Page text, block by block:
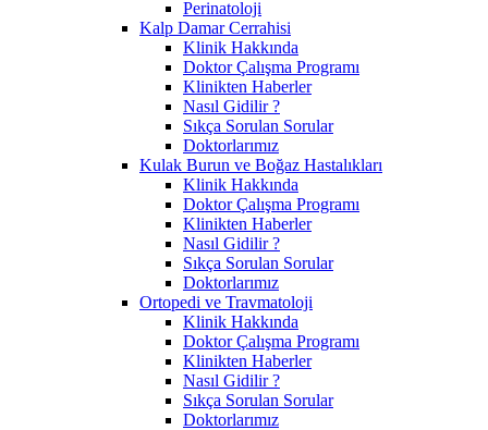
Perinatoloji
Kalp Damar Cerrahisi
Klinik Hakkında
Doktor Çalışma Programı
Klinikten Haberler
Nasıl Gidilir ?
Sıkça Sorulan Sorular
Doktorlarımız
Kulak Burun ve Boğaz Hastalıkları
Klinik Hakkında
Doktor Çalışma Programı
Klinikten Haberler
Nasıl Gidilir ?
Sıkça Sorulan Sorular
Doktorlarımız
Ortopedi ve Travmatoloji
Klinik Hakkında
Doktor Çalışma Programı
Klinikten Haberler
Nasıl Gidilir ?
Sıkça Sorulan Sorular
Doktorlarımız